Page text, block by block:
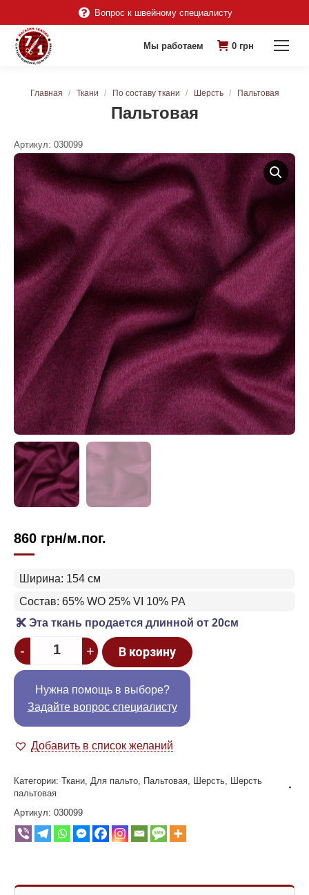
Вопрос к швейному специалисту
Мы работаем 0 грн
Пальтовая
Вы здесь:
Главная Ткани По составу ткани Шерсть Пальтовая
Артикул: 030099
860 грн/м.пог.
Ширина: 154 см
Состав: 65% WO 25% VI 10% PA
Эта ткань продается длинной от 20см
Quantity
- + В корзину
Нужна помощь в выборе?
Задайте вопрос специалисту
Добавить в список желаний
Категории: Ткани Для пальто Пальтовая Шерсть Шерсть
пальтовая
Артикул: 030099